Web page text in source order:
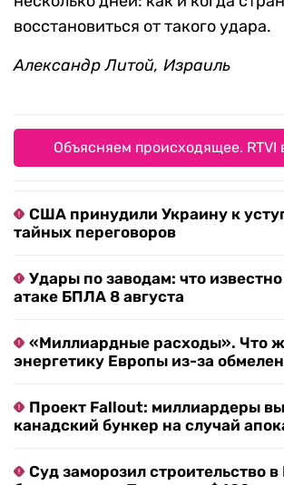
восстановиться от такого удара.
Александр Литой, Израиль
Объясняем происходящее. RTVI
США принудили Украину к
тайных переговоров
Удары по заводам: что
атаке БПЛА 8 августа
«Миллиардные расходы». Что
энергетику Европы из-за
Проект Fallout: миллиардеры
канадский бункер на случай
Суд заморозил строительство